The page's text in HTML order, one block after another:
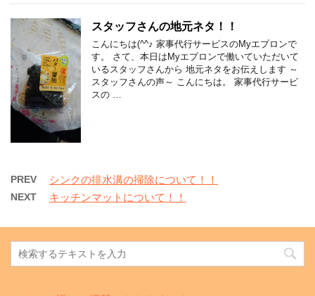
スタッフさんの地元ネタ！！
こんにちは(^^♪ 家事代行サービスのMyエプロンで
す。 さて、本日はMyエプロンで働いていただいて
いるスタッフさんから 地元ネタをお伝えします ～
スタッフさんの声～ こんにちは。 家事代行サービ
スの …
PREV シンクの排水溝の掃除について！！
NEXT キッチンマットについて！！